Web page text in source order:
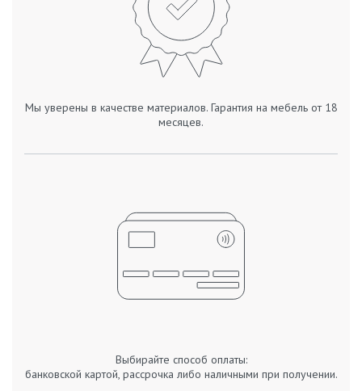
Мы уверены в качестве материалов. Гарантия на мебель от 18
месяцев.
Выбирайте способ оплаты:
банковской картой, рассрочка либо наличными при получении.